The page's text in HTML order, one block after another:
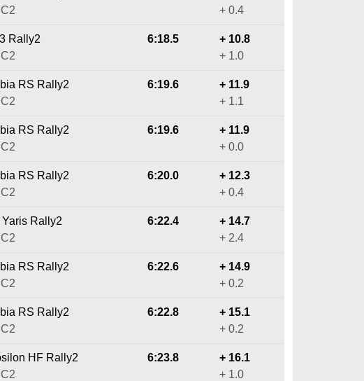
+ 0.4
Rally2
6:18.5
+ 10.8
+ 1.0
RS Rally2
6:19.6
+ 11.9
+ 1.1
RS Rally2
6:19.6
+ 11.9
+ 0.0
RS Rally2
6:20.0
+ 12.3
+ 0.4
Yaris Rally2
6:22.4
+ 14.7
+ 2.4
RS Rally2
6:22.6
+ 14.9
+ 0.2
RS Rally2
6:22.8
+ 15.1
+ 0.2
HF Rally2
6:23.8
+ 16.1
+ 1.0